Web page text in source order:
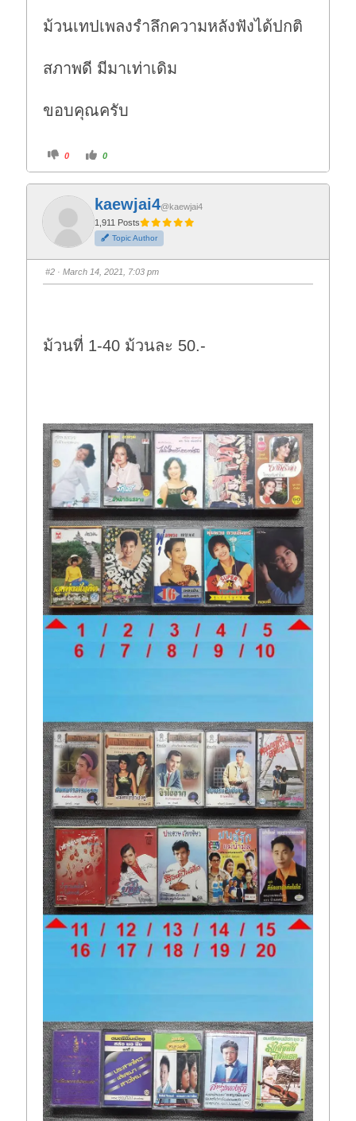
ม้วนเทปเพลงรำลึกความหลังฟังได้ปกติ
สภาพดี มีมาเท่าเดิม
ขอบคุณครับ
C
i
k
f
t
h
m
b
d
o
0
C
i
k
f
o
t
h
u
m
b
u
p
0
kaewjai4@kaewjai4
1,911 Posts
Topic Author
#2 · March 14, 2021, 7:03 pm
ม้วนที่ 1-40 ม้วนละ 50.-